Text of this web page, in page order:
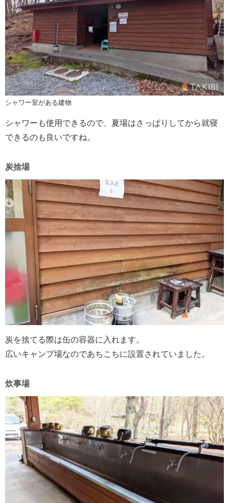
シャワー室がある建物
シャワーも使用できるので、夏場はさっぱりしてから就寝
できるのも良いですね。
炭捨場
炭を捨てる際は缶の容器に入れます。
広いキャンプ場なのであちこちに設置されていました。
炊事場